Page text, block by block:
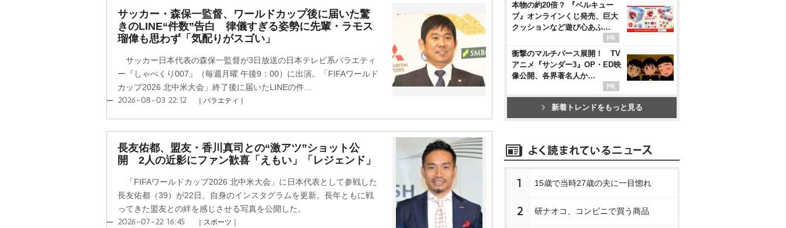
サッカー・森保一監督、ワールドカップ後に届いた驚
きのLINE“件数”告白 律儀すぎる姿勢に先輩・ラモス
瑠偉も思わず「気配りがスゴい」
サッカー日本代表の森保一監督が3日放送の日本テレビ系バラエティ
ー『しゃべくり007』（毎週月曜 午後9：00）に出演。「FIFAワールド
カップ2026 北中米大会」終了後に届いたLINEの件...
2026-08-03 22:12 ｜バラエティ｜
長友佑都、盟友・香川真司との“激アツ”ショット公
開 2人の近影にファン歓喜「えもい」「レジェンド」
「FIFAワールドカップ2026 北中米大会」に日本代表として参戦した
長友佑都（39）が22日、自身のインスタグラムを更新。長年ともに戦
ってきた盟友との絆を感じさせる写真を公開した。
2026-07-22 16:45 ｜スポーツ｜
本物の約20倍？ 『ベルキュー
ブ』オンラインくじ発売、巨大
クッションなど遊び心あふ…
衝撃のマルチバース展開！ TV
アニメ『サンダー3』OP・ED映
像公開、各界著名人か…
新着トレンドをもっと見る
1 15歳で当時27歳の夫に一目惚れ
2 研ナオコ、コンビニで買う商品